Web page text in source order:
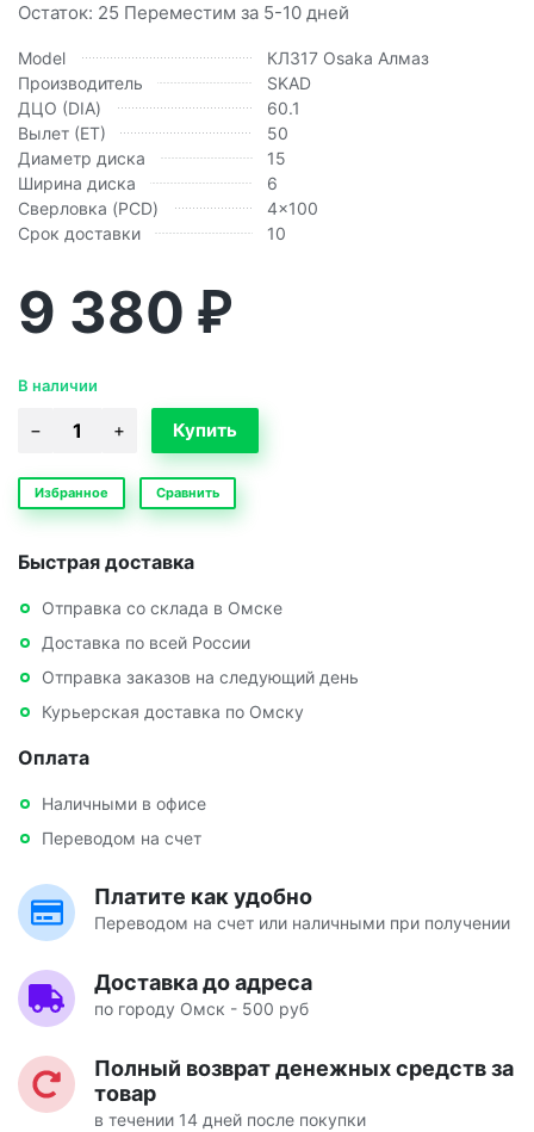
Остаток: 25 Переместим за 5-10 дней
Model
КЛ317 Osaka Алмаз
Производитель
SKAD
ДЦО (DIA)
60.1
Вылет (ЕТ)
50
Диаметр диска
15
Ширина диска
6
Сверловка (PCD)
4x100
Срок доставки
10
9 380 ₽
В наличии
Избранное Сравнить
Быстрая доставка
Отправка со склада в Омске
Доставка по всей России
Отправка заказов на следующий день
Курьерская доставка по Омску
Оплата
Наличными в офисе
Переводом на счет
Платите как удобно
Переводом на счет или наличными при получении
Доставка до адреса
по городу Омск - 500 руб
Полный возврат денежных средств за
товар
в течении 14 дней после покупки